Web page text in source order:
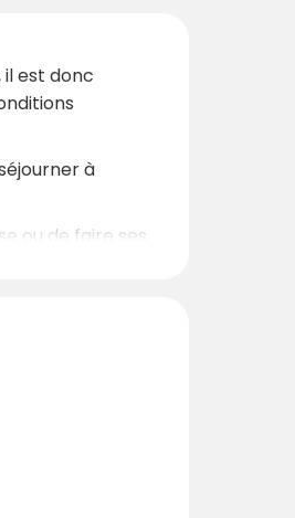
est donc
à
ou de faire ses
il est
offre un